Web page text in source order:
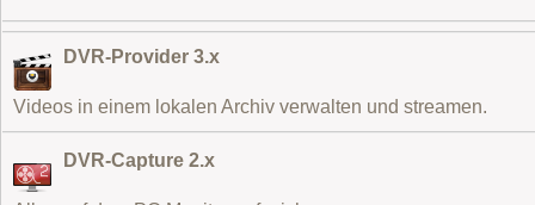
DVR-Provider 3.x
Videos in einem lokalen Archiv verwalten und streamen.
DVR-Capture 2.x